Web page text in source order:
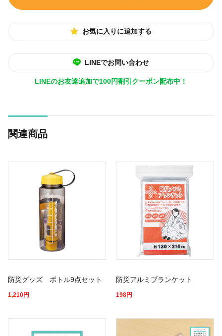
お気に入りに追加する
LINEでお問い合わせ
LINEのお友達追加で100円割引クーポン配布中！
関連商品
防災グッズ ボトル9点セット
1,210円
防災アルミブランケット
198円